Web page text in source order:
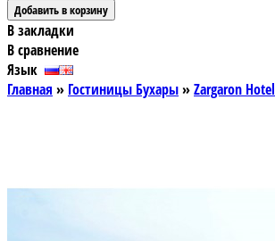
В закладки
В сравнение
Язык
Главная » Гостиницы Бухары»Zargaron Hotel